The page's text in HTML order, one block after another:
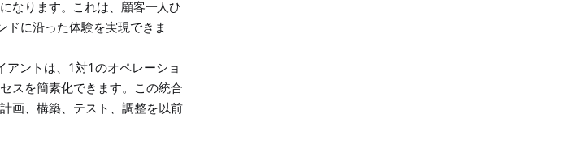
なり ます。これは、顧客一人ひ
ドに沿った体験を実現できま
アントは、 1対1のオペレーショ
スを簡素化できます。この統合
画、構築、テスト、調整を以前